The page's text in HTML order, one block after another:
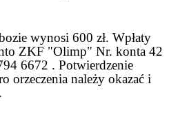
wynosi 600 zł. Wpłaty
ZKF "Olimp" Nr. konta 42
6672 . Potwierdzenie
orzeczenia należy okazać i